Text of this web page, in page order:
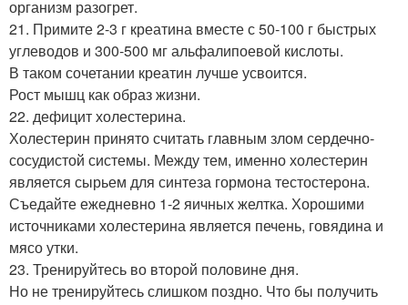
организм разогрет.
21. Примите 2-3 г креатина вместе с 50-100 г быстрых
углеводов и 300-500 мг альфалипоевой кислоты.
В таком сочетании креатин лучше усвоится.
Рост мышц как образ жизни.
22. дефицит холестерина.
Холестерин принято считать главным злом сердечно-
сосудистой системы. Между тем, именно холестерин
является сырьем для синтеза гормона тестостерона.
Съедайте ежедневно 1-2 яичных желтка. Хорошими
источниками холестерина является печень, говядина и
мясо утки.
23. Тренируйтесь во второй половине дня.
Но не тренируйтесь слишком поздно. Что бы получить